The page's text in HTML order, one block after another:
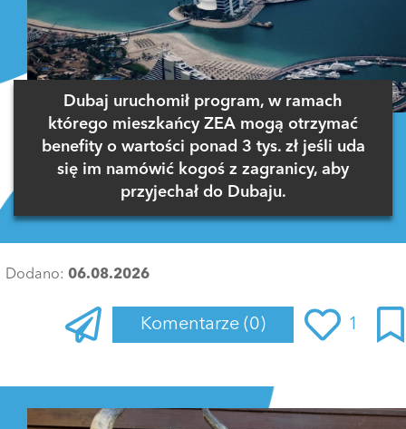
Dubaj uruchomił program, w ramach
którego mieszkańcy ZEA mogą otrzymać
benefity o wartości ponad 3 tys. zł jeśli uda
się im namówić kogoś z zagranicy, aby
przyjechał do Dubaju.
Dodano: 06.08.2026
Komentarze (0) 1